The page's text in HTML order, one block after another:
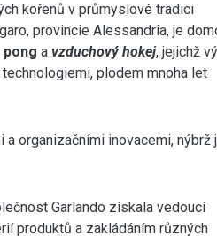
kořenů v průmyslové tradici
provincie Alessandria, je
pong a vzduchový hokej, jejichž
plodem mnoha let
organizačními inovacemi, nýbrž
Garlando získala vedoucí
produktů a zakládáním různých